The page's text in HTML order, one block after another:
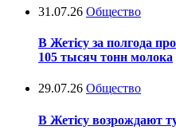
31.07.26 Общество
В Жетісу за полгода
105 тысяч тонн молока
29.07.26 Общество
В Жетісу возрождают